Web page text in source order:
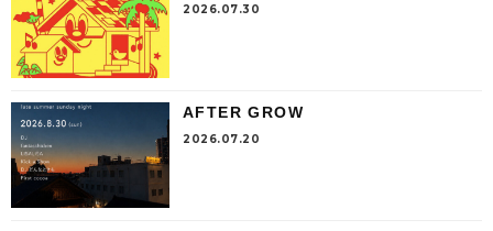
2026.07.30
AFTER GROW
2026.07.20